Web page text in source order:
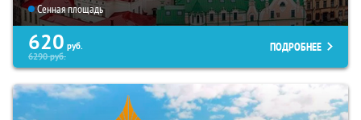
Сенная площадь
620 руб.
6290руб.
ПОДРОБНЕЕ